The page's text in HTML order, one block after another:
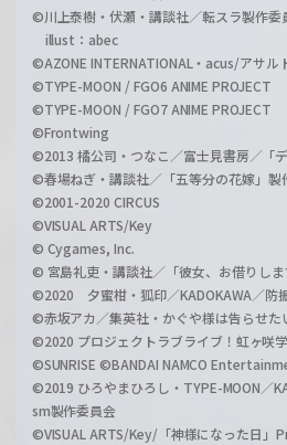
©川上泰樹・伏瀬・講談社／転スラ製作委
illust：abec
©AZONE INTERNATIONAL・acus/アサル
©TYPE-MOON / FGO6 ANIME PROJECT
©TYPE-MOON / FGO7 ANIME PROJECT
©Frontwing
©2013 橘公司・つなこ／富士見書房／「
©春場ねぎ・講談社／「五等分の花嫁」製
©2001-2020 CIRCUS
©VISUAL ARTS/Key
© Cygames, Inc.
© 宮島礼吏・講談社／「彼女、お借りし
©2020 夕蜜柑・狐印／KADOKAWA／防
©赤坂アカ／集英社・かぐや様は告らせた
©2020 プロジェクトラブライブ！虹ヶ咲
©SUNRISE ©BANDAI NAMCO
©2019 ひろやまひろし・TYPE-MOON／
sm製作委員会
©VISUAL ARTS/Key/「神様になった日」